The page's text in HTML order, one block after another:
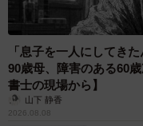
「息子を一人にしてき
90歳母、障害のある60
書士の現場から】
山下 静香
2026.08.08